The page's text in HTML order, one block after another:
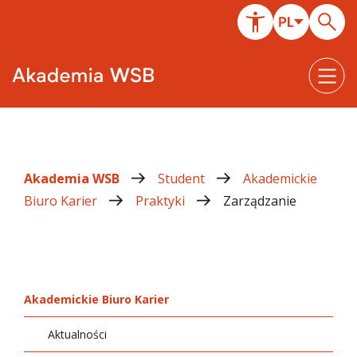
Akademia WSB Student
Akademickie
Biuro Karier
Praktyki Zarządzanie
Akademickie Biuro Karier
Aktualności